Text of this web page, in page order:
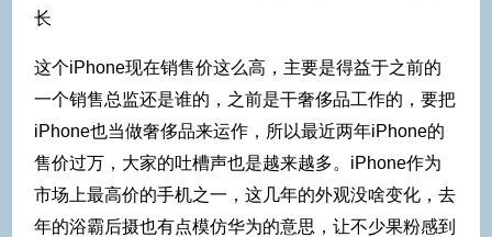
这个iPhone现在销售价这么高，主要是得益于之前的
一个销售总监还是谁的，之前是干奢侈品工作的，要把
iPhone也当做奢侈品来运作，所以最近两年iPhone的
售价过万，大家的吐槽声也是越来越多。iPhone作为
市场上最高价的手机之一，这几年的外观没啥变化，去
年的浴霸后摄也有点模仿华为的意思，让不少果粉感到